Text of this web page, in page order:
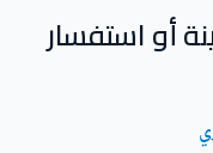
أو استفسار